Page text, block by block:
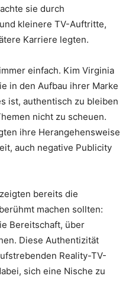
sie durch
kleinere TV-Auftritte,
Karriere legten.
einfach. Kim Virginia
in den Aufbau ihrer Marke
ist, authentisch zu bleiben
nicht zu scheuen.
ihre Herangehensweise
auch negative Publicity
bereits die
machen sollten:
Bereitschaft, über
Diese Authentizität
Reality-TV-
sich eine Nische zu